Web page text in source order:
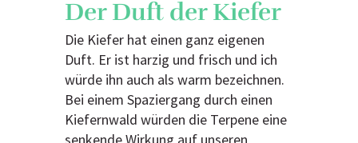
Der Duft der Kiefer
Die Kiefer hat einen ganz eigenen
Duft. Er ist harzig und frisch und ich
würde ihn auch als warm bezeichnen.
Bei einem Spaziergang durch einen
Kiefernwald würden die Terpene eine